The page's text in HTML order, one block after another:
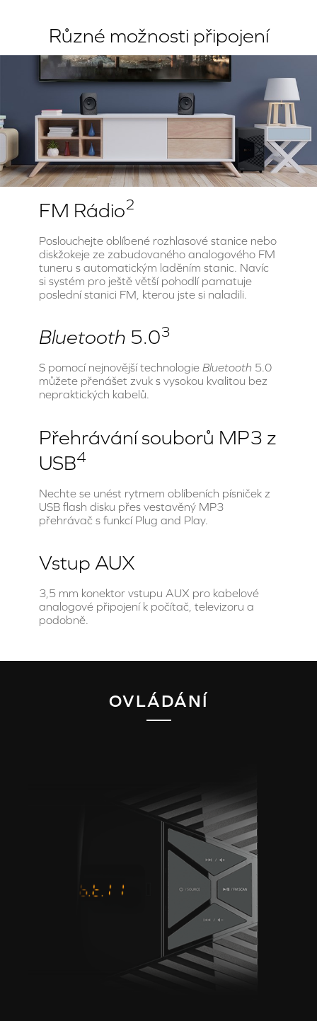
Různé možnosti připojení
FM Rádio2
Poslouchejte oblíbené rozhlasové stanice nebo
diskžokeje ze zabudovaného analogového FM
tuneru s automatickým laděním stanic. Navíc
si systém pro ještě větší pohodlí pamatuje
poslední stanici FM, kterou jste si naladili.
Bluetooth 5.03
S pomocí nejnovější technologie Bluetooth 5.0
můžete přenášet zvuk s vysokou kvalitou bez
nepraktických kabelů.
Přehrávání souborů MP3 z
USB4
Nechte se unést rytmem oblíbeních písniček z
USB flash disku přes vestavěný MP3
přehrávač s funkcí Plug and Play.
Vstup AUX
3,5 mm konektor vstupu AUX pro kabelové
analogové připojení k počítač, televizoru a
podobně.
OVLÁDÁNÍ